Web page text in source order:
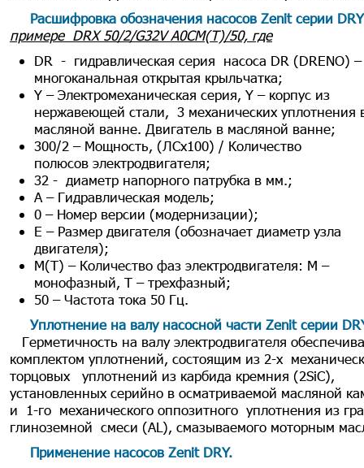
Расшифровка обозначения насосов Zenit серии
примере DRХ 50/2/G32V A0СM(T)/50, где
DR - гидравлическая серия насоса DR (DRENO) –
многоканальная открытая крыльчатка;
Y – Электромеханическая серия, Y – корпус из
нержавеющей стали, 3 механических уплотнения
масляной ванне. Двигатель в масляной ванне;
300/2 – Мощность, (ЛСх100) / Количество
полюсов электродвигателя;
32 - диаметр напорного патрубка в мм.;
А – Гидравлическая модель;
0 – Номер версии (модернизации);
E – Размер двигателя (обозначает диаметр узла
двигателя);
М(Т) – Количество фаз электродвигателя: М –
монофазный, Т – трехфазный;
50 – Частота тока 50 Гц.
Уплотнение на валу насосной части Zenit серии
Герметичность на валу электродвигателя
комплектом уплотнений, состоящим из 2-х
торцовых уплотнений из карбида кремния (2SiC),
установленных серийно в осматриваемой масляной
и 1-го механического оппозитного уплотнения из
глиноземной смеси (AL), смазываемого моторным
Применение насосов Zenit DRY.